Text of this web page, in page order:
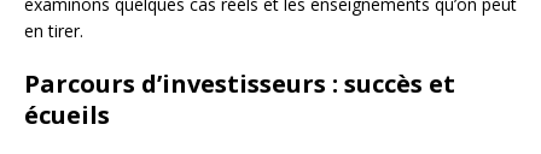
en tirer.
Parcours d’investisseurs : succès et
écueils